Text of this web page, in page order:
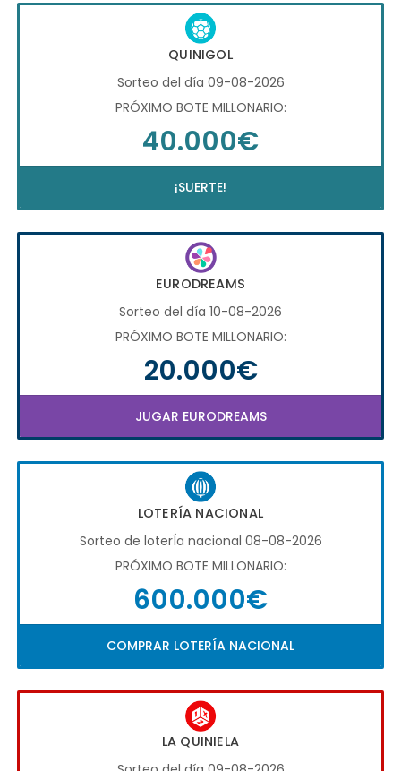
QUINIGOL
Sorteo del día 09-08-2026
PRÓXIMO BOTE MILLONARIO:
40.000€
¡SUERTE!
EURODREAMS
Sorteo del día 10-08-2026
PRÓXIMO BOTE MILLONARIO:
20.000€
JUGAR EURODREAMS
LOTERÍA NACIONAL
Sorteo de loterÍa nacional 08-08-2026
PRÓXIMO BOTE MILLONARIO:
600.000€
COMPRAR LOTERÍA NACIONAL
LA QUINIELA